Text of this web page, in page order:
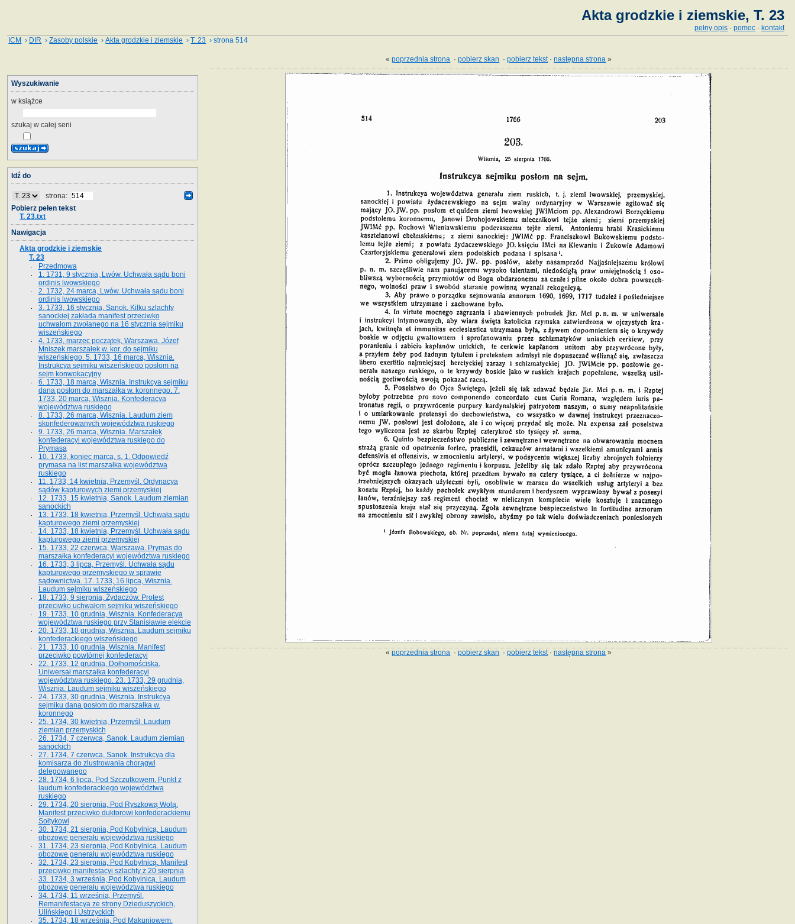
Akta grodzkie i ziemskie, T. 23
pełny opis · pomoc · kontakt
ICM › DIR ›Zasoby polskie ›Akta grodzkie i ziemskie ›T. 23 › strona 514
«poprzednia strona ·pobierz skan ·pobierz tekst·następna strona »
«poprzednia strona ·pobierz skan ·pobierz tekst·następna strona »
Wyszukiwanie
w książce
szukaj w całej serii
Idź do
strona:
Pobierz pełen tekst
T. 23.txt
Nawigacja
Akta grodzkie i ziemskie
T. 23
Przedmowa
1. 1731, 9 stycznia, Lwów. Uchwała sądu boni
ordinis lwowskiego
2. 1732, 24 marca, Lwów. Uchwała sądu boni
ordinis lwowskiego
3. 1733, 16 stycznia, Sanok. Kilku szlachty
sanockiej zakłada manifest przeciwko
uchwałom zwołanego na 16 stycz­nia sejmiku
wiszeńskiego
4. 1733, marzec początek, Warszawa. Józef
Mniszek marszałek w. kor. do sejmiku
wiszeńskiego. 5. 1733, 16 marca, Wisznia.
Instrukcya sejmiku wiszeńskiego posłom na
sejm konwokacyjny
6. 1733, 18 marca, Wisznia. Instrukcya sejmiku
dana posłom do marszałka w. koronnego. 7.
1733, 20 marca, Wisznia. Konfederacya
województwa ruskiego
8. 1733, 26 marca, Wisznia. Laudum ziem
skonfederowanych województwa ruskiego
9. 1733, 26 marca, Wisznia. Marszałek
konfederacyi województwa ruskiego do
Prymasa
10. 1733, koniec marca, s. 1. Odpowiedź
prymasa na list marszałka województwa
ruskiego
11. 1733, 14 kwietnia, Przemyśl. Ordynacya
sądów kapturowych ziemi przemyskiej
12. 1733, 15 kwietnia, Sanok. Laudum ziemian
sanockich
13. 1733, 18 kwietnia, Przemyśl. Uchwała sądu
kapturowego ziemi przemyskiej
14. 1733, 18 kwietnia, Przemyśl. Uchwała sądu
kapturowego ziemi przemyskiej
15. 1733, 22 czerwca, Warszawa. Prymas do
marszałka konfederacyi województwa ruskiego
16. 1733, 3 lipca, Przemyśl. Uchwała sądu
kapturowego przemyskiego w sprawie
sądownictwa. 17. 1733, 16 lipca, Wisznia.
Laudum sejmiku wiszeńskiego
18. 1733, 9 sierpnia, Żydaczów. Protest
przeciwko uchwałom sejmiku wiszeńskiego
19. 1733, 10 grudnia, Wisznia. Konfederacya
województwa ruskiego przy Stanisławie elekcie
20. 1733, 10 grudnia, Wisznia. Laudum sejmiku
konfederackiego wiszeńskiego
21. 1733, 10 grudnia, Wisznia. Manifest
przeciwko powtórnej konfederacyi
22. 1733, 12 grudnia, Dołhomościska.
Uniwersał marszałka konfederacyi
województwa ruskiego. 23. 1733, 29 grudnia,
Wisznia. Laudum sejmiku wiszeńskiego
24. 1733, 30 grudnia, Wisznia. Instrukcya
sejmiku dana posłom do marszałka w.
koronnego
25. 1734, 30 kwietnia, Przemyśl. Laudum
ziemian przemyskich
26. 1734, 7 czerwca, Sanok. Laudum ziemian
sanockich
27. 1734, 7 czerwca, Sanok. Instrukcya dla
komisarza do zlustrowania chorągwi
delegowanego
28. 1734, 6 lipca, Pod Szczutkowem. Punkt z
laudum konfederackiego województwa
ruskiego
29. 1734, 20 sierpnia, Pod Ryszkową Wolą.
Manifest przeciwko duktorowi konfederackiemu
Sołtykowi
30. 1734, 21 sierpnia, Pod Kobylnicą. Laudum
obozowe generału województwa ruskiego
31. 1734, 23 sierpnia, Pod Kobylnicą. Laudum
obozowe generału województwa ruskiego
32. 1734, 23 sierpnia, Pod Kobylnicą. Manifest
przeciwko manifestacyi szlachty z 20 sierpnia
33. 1734, 3 września, Pod Kobylnicą. Laudum
obozowe generału województwa ruskiego
34. 1734, 11 września, Przemyśl.
Remanifestacya ze strony Dzieduszyckich,
Ulińskiego i Ustrzyckich
35. 1734, 18 września, Pod Makuniowem.